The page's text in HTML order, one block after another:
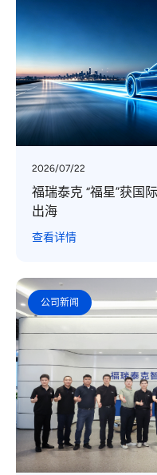
2026/07/22
福瑞泰克 “福星”获国
出海
查看详情
公司新闻